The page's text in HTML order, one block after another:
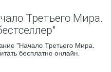
Третьего Мира.
"Начало Третьего Мира.
бесплатно онлайн.